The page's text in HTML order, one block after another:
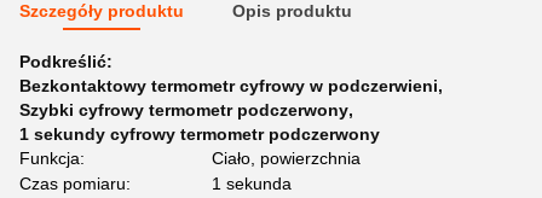
Szczegóły produktu Opis produktu
Podkreślić:
Bezkontaktowy termometr cyfrowy w podczerwieni,
Szybki cyfrowy termometr podczerwony,
1 sekundy cyfrowy termometr podczerwony
Funkcja:
Ciało, powierzchnia
Czas pomiaru:
1 sekunda